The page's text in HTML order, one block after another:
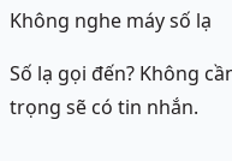
Không nghe máy số lạ
Số lạ gọi đến? Không
trọng sẽ có tin nhắn.